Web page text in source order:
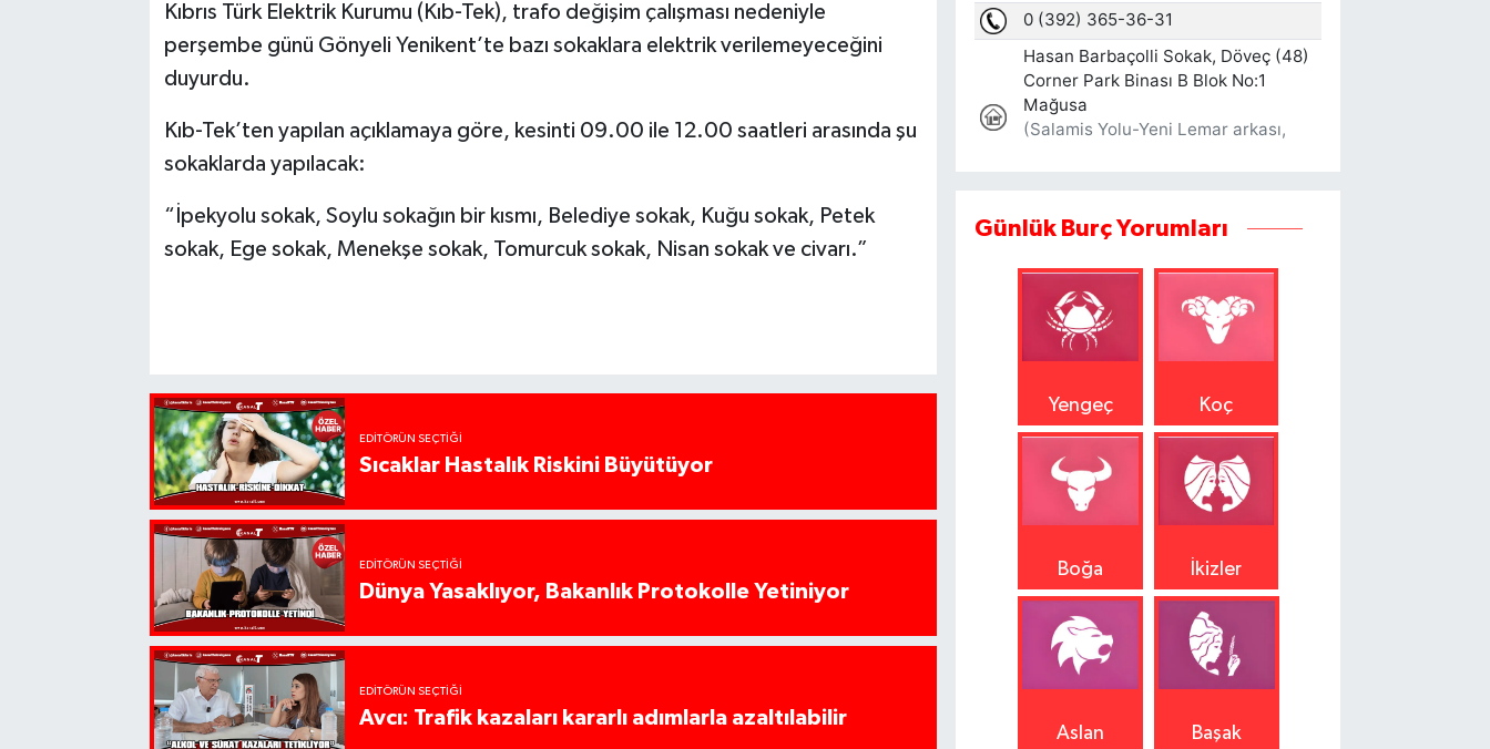
Kıbrıs Türk Elektrik Kurumu (Kıb-Tek), trafo değişim çalışması nedeniyle
perşembe günü Gönyeli Yenikent’te bazı sokaklara elektrik verilemeyeceğini
duyurdu.
Kıb-Tek’ten yapılan açıklamaya göre, kesinti 09.00 ile 12.00 saatleri arasında şu
sokaklarda yapılacak:
“İpekyolu sokak, Soylu sokağın bir kısmı, Belediye sokak, Kuğu sokak, Petek
sokak, Ege sokak, Menekşe sokak, Tomurcuk sokak, Nisan sokak ve civarı.”
EDITÖRÜN SEÇTIĞI
Sıcaklar Hastalık Riskini Büyütüyor
EDITÖRÜN SEÇTIĞI
Dünya Yasaklıyor, Bakanlık Protokolle Yetiniyor
EDITÖRÜN SEÇTIĞI
Avcı: Trafik kazaları kararlı adımlarla azaltılabilir
Günlük Burç Yorumları
Yengeç Koç
Boğa İkizler
Aslan Başak